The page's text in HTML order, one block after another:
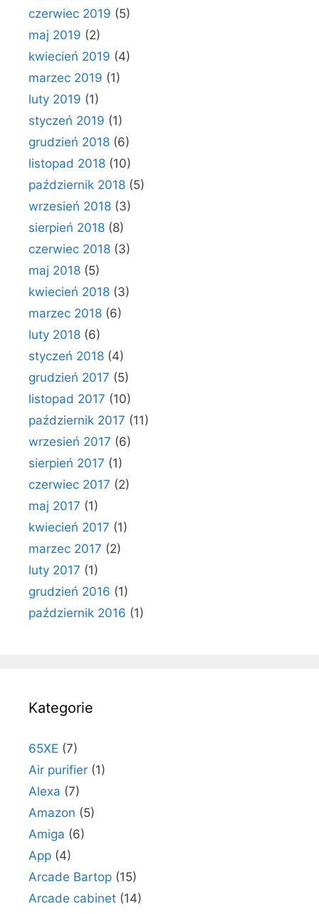
czerwiec 2019 (5)
maj 2019 (2)
kwiecień 2019 (4)
marzec 2019 (1)
luty 2019 (1)
styczeń 2019 (1)
grudzień 2018 (6)
listopad 2018 (10)
październik 2018 (5)
wrzesień 2018 (3)
sierpień 2018 (8)
czerwiec 2018 (3)
maj 2018 (5)
kwiecień 2018 (3)
marzec 2018 (6)
luty 2018 (6)
styczeń 2018 (4)
grudzień 2017 (5)
listopad 2017 (10)
październik 2017 (11)
wrzesień 2017 (6)
sierpień 2017 (1)
czerwiec 2017 (2)
maj 2017 (1)
kwiecień 2017 (1)
marzec 2017 (2)
luty 2017 (1)
grudzień 2016 (1)
październik 2016 (1)
Kategorie
65XE (7)
Air purifier (1)
Alexa (7)
Amazon (5)
Amiga (6)
App (4)
Arcade Bartop (15)
Arcade cabinet (14)